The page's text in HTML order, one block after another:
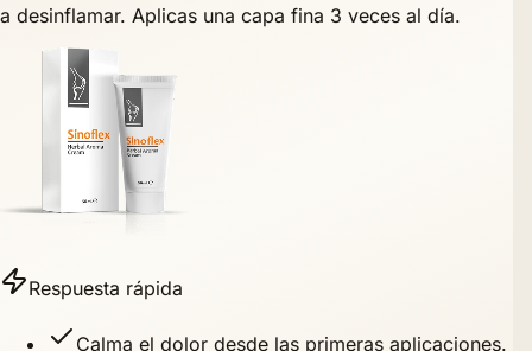
a desinflamar. Aplicas una capa fina 3 veces al día.
Respuesta rápida
Calma el dolor desde las primeras aplicaciones.